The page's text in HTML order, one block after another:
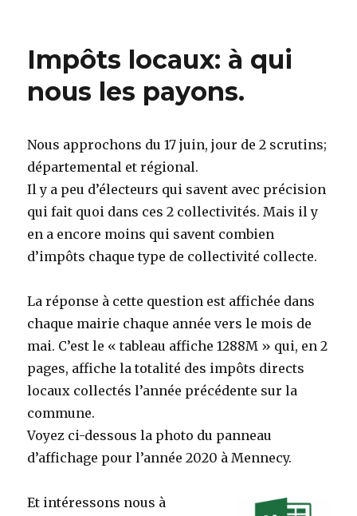
Impôts locaux: à qui
nous les payons.
Nous approchons du 17 juin, jour de 2 scrutins;
départemental et régional.
Il y a peu d’électeurs qui savent avec précision
qui fait quoi dans ces 2 collectivités. Mais il y
en a encore moins qui savent combien
d’impôts chaque type de collectivité collecte.
La réponse à cette question est affichée dans
chaque mairie chaque année vers le mois de
mai. C’est le « tableau affiche 1288M » qui, en 2
pages, affiche la totalité des impôts directs
locaux collectés l’année précédente sur la
commune.
Voyez ci-dessous la photo du panneau
d’affichage pour l’année 2020 à Mennecy.
Et intéressons nous à